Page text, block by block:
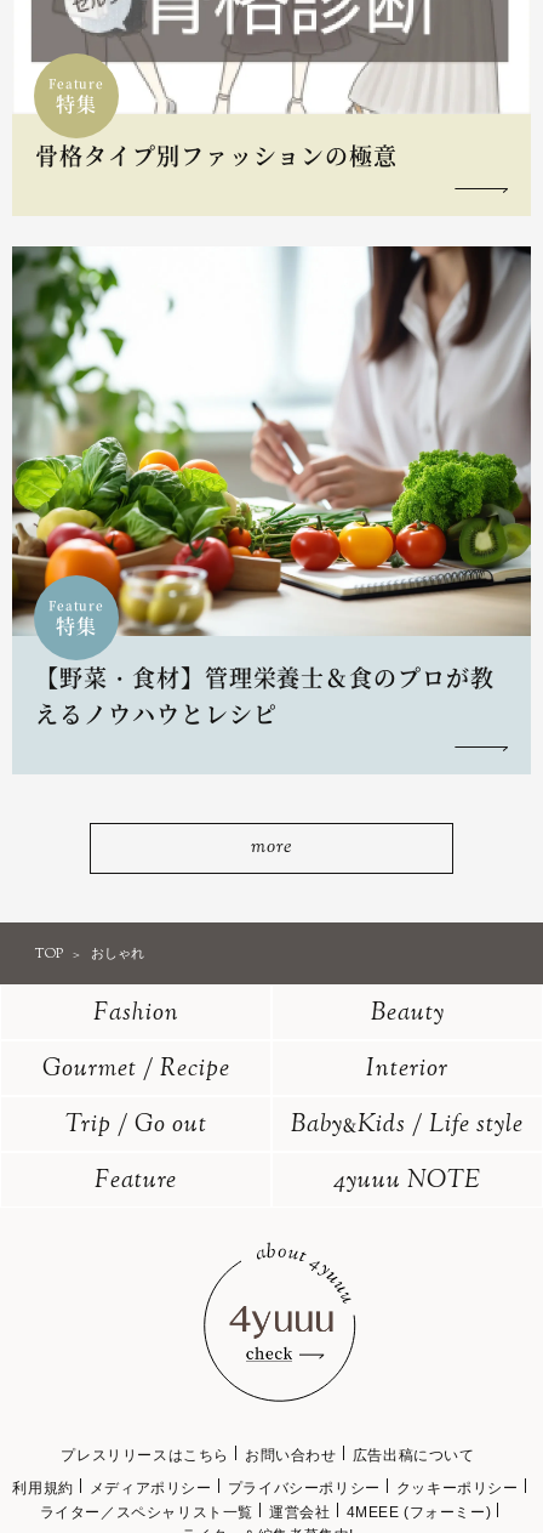
Feature
特集
骨格タイプ別ファッションの極意
Feature
特集
【野菜・食材】管理栄養士＆食のプロが教
えるノウハウとレシピ
more
TOP おしゃれ
Fashion
Beauty
Gourmet / Recipe
Interior
Trip / Go out
Baby&Kids / Life style
Feature
4yuuu NOTE
プレスリリースはこちら お問い合わせ
広告出稿について
利用規約
メディアポリシー プライバシーポリシー
クッキーポリシー
ライター／スペシャリスト一覧
運営会社
4MEEE (フォーミー)